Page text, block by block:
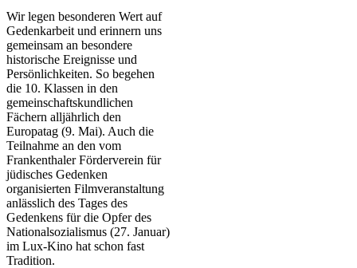
Wir legen besonderen Wert auf
Gedenkarbeit und erinnern uns
gemeinsam an besondere
historische Ereignisse und
Persönlichkeiten. So begehen
die 10. Klassen in den
gemeinschaftskundlichen
Fächern alljährlich den
Europatag (9. Mai). Auch die
Teilnahme an den vom
Frankenthaler Förderverein für
jüdisches Gedenken
organisierten Filmveranstaltung
anlässlich des Tages des
Gedenkens für die Opfer des
Nationalsozialismus (27. Januar)
im Lux-Kino hat schon fast
Tradition.